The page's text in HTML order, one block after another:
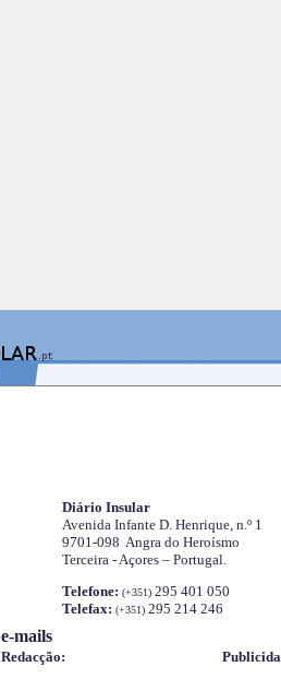
Diário Insular
Avenida Infante D. Henrique, n.º 1
9701-098 Angra do Heroísmo
Terceira - Açores – Portugal.
Telefone: (+351) 295 401 050
Telefax: (+351) 295 214 246
e-mails
Redacção: